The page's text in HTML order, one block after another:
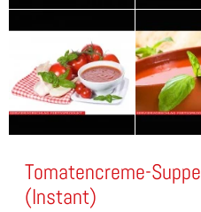
Tomatencreme-Suppe
(Instant)